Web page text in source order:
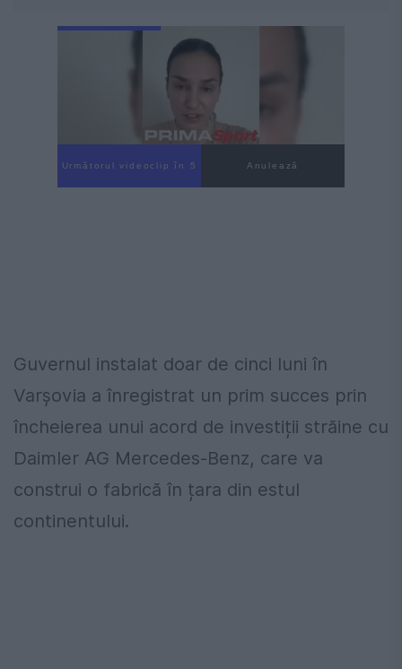
Următorul videoclip în 4 Anulează
Guvernul instalat doar de cinci luni în
Varșovia a înregistrat un prim succes prin
încheierea unui acord de investiții străine cu
Daimler AG Mercedes-Benz, care va
construi o fabrică în țara din estul
continentului.